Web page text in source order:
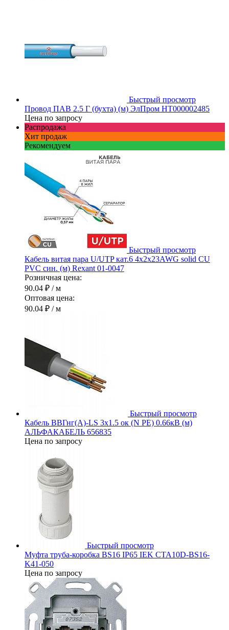
Быстрый просмотр
Провод ПАВ 2.5 Г (бухта) (м) ЭлПром НТ000002485
Цена по запросу
Распродажа
Хит продаж
Рекомендуем
Быстрый просмотр
Кабель витая пара U/UTP кат.6 4х2х23AWG solid CU
PVC син. (м) Rexant 01-0047
Розничная цена:
90.04 ₽ / м
Оптовая цена:
90.04 ₽ / м
Быстрый просмотр
Кабель ВВГнг(А)-LS 3х1.5 ок (N PE) 0.66кВ (м)
АЛЬФАКАБЕЛЬ 656835
Цена по запросу
Быстрый просмотр
Муфта труба-коробка BS16 IP65 IEK CTA10D-BS16-
K41-050
Цена по запросу